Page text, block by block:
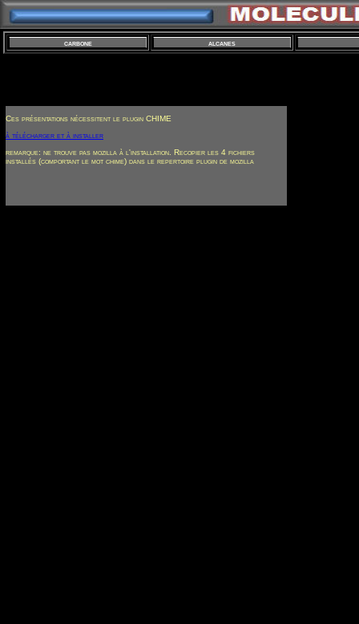
carbone alcanes
Ces présentations nécessitent le plugin CHIME
à télécharger et à installer
remarque: ne trouve pas mozilla à l'installation. Recopier les 4 fichiers
installés (comportant le mot chime) dans le repertoire plugin de mozilla